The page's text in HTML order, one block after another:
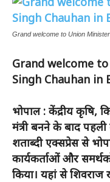
Grand welcome to Union
Grand welcome
Singh Chauhan in
भोपाल : केंद्रीय कृषि,
मंत्री बनने के बाद पहली
शताब्दी एक्सप्रेस से
कार्यकर्ताओं और
किया। यहां से श‍िवराज